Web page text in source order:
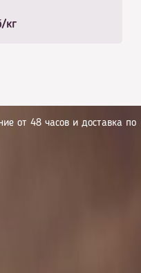
кг
от 48 часов и доставка по